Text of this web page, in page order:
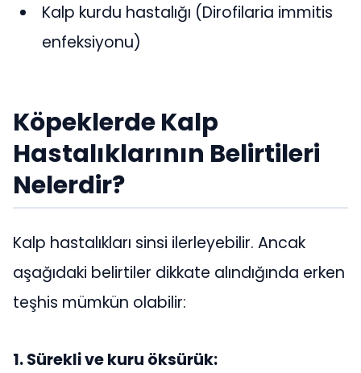
Kalp kurdu hastalığı (Dirofilaria immitis
enfeksiyonu)
Köpeklerde Kalp
Hastalıklarının Belirtileri
Nelerdir?
Kalp hastalıkları sinsi ilerleyebilir. Ancak
aşağıdaki belirtiler dikkate alındığında erken
teşhis mümkün olabilir:
1. Sürekli ve kuru öksürük: